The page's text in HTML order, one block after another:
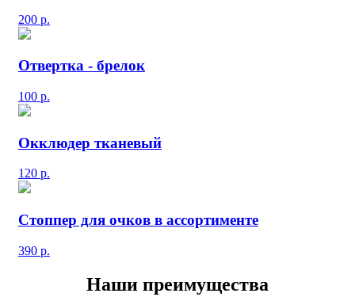
200 р.
Отвертка - брелок
100 р.
Окклюдер тканевый
120 р.
Стоппер для очков в ассортименте
390 р.
Наши преимущества